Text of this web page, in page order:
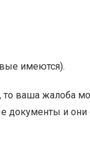
имеются).
то ваша жалоба
документы и они